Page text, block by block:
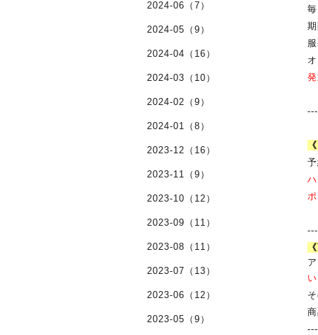
2024-06（7）
2024-05（9）
2024-04（16）
2024-03（10）
2024-02（9）
2024-01（8）
2023-12（16）
2023-11（9）
2023-10（12）
2023-09（11）
2023-08（11）
2023-07（13）
2023-06（12）
2023-05（9）